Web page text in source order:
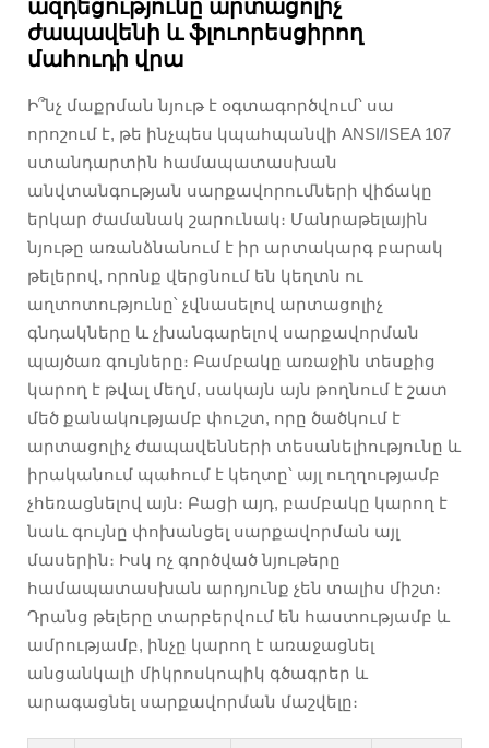
ազդեցությունը արտացոլիչ
ժապավենի և ֆլուորեսցիրող
մահուդի վրա
Ի՞նչ մաքրման նյութ է օգտագործվում՝ սա
որոշում է, թե ինչպես կպահպանվի ANSI/ISEA 107
ստանդարտին համապատասխան
անվտանգության սարքավորումների վիճակը
երկար ժամանակ շարունակ։ Մանրաթելային
նյութը առանձնանում է իր արտակարգ բարակ
թելերով, որոնք վերցնում են կեղտն ու
աղտոտությունը՝ չվնասելով արտացոլիչ
գնդակները և չխանգարելով սարքավորման
պայծառ գույները։ Բամբակը առաջին տեսքից
կարող է թվալ մեղմ, սակայն այն թողնում է շատ
մեծ քանակությամբ փուշտ, որը ծածկում է
արտացոլիչ ժապավենների տեսանելիությունը և
իրականում պահում է կեղտը՝ այլ ուղղությամբ
չհեռացնելով այն։ Բացի այդ, բամբակը կարող է
նաև գույնը փոխանցել սարքավորման այլ
մասերին։ Իսկ ոչ գործված նյութերը
համապատասխան արդյունք չեն տալիս միշտ։
Դրանց թելերը տարբերվում են հաստությամբ և
ամրությամբ, ինչը կարող է առաջացնել
անցանկալի միկրոսկոպիկ գծագրեր և
արագացնել սարքավորման մաշվելը։